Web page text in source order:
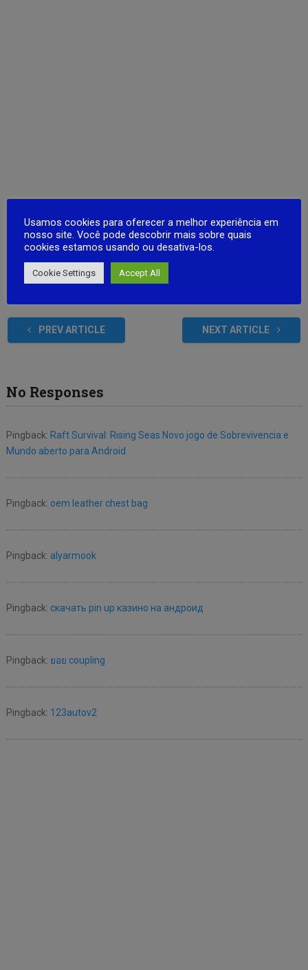
PREV ARTICLE NEXT ARTICLE
No Responses
Pingback: Raft Survival: Rising Seas Novo jogo de Sobrevivencia e
Mundo aberto para Android
Pingback: oem leather chest bag
Pingback: alyarmook
Pingback: скачать pin up казино на андроид
Pingback: ยอย coupling
Pingback: 123autov2
Usamos cookies para oferecer a melhor experiência em
nosso site. Você pode descobrir mais sobre quais
cookies estamos usando ou desativa-los.
Cookie Settings Accept All